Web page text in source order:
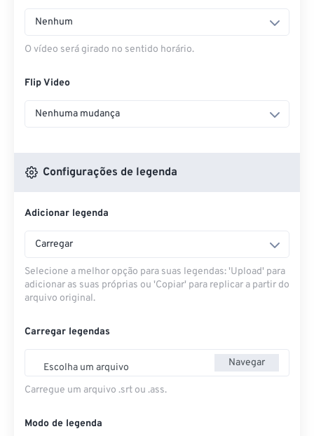
Nenhum
O vídeo será girado no sentido horário.
Flip Video
Nenhuma mudança
Configurações de legenda
Adicionar legenda
Carregar
Selecione a melhor opção para suas legendas: 'Upload' para
adicionar as suas próprias ou 'Copiar' para replicar a partir do
arquivo original.
Carregar legendas
Escolha um arquivo Navegar
Carregue um arquivo .srt ou .ass.
Modo de legenda